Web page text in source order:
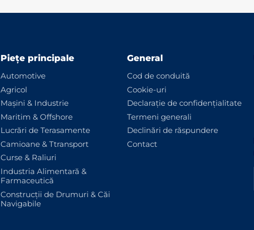
Piețe principale
Automotive
Agricol
Mașini & Industrie
Maritim & Offshore
Lucrări de Terasamente
Camioane & Ttransport
Curse & Raliuri
Industria Alimentară &
Farmaceutică
Construcții de Drumuri & Căi
Navigabile
General
Cod de conduită
Cookie-uri
Declarație de confidențialitate
Termeni generali
Declinări de răspundere
Contact